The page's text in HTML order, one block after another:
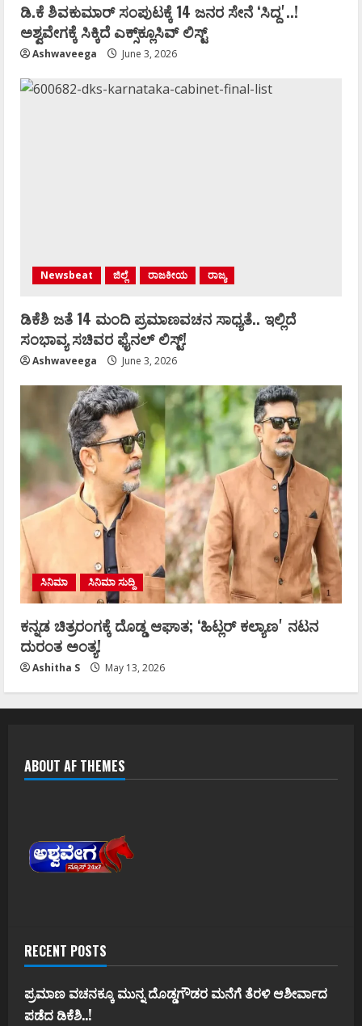
ಡಿ.ಕೆ ಶಿವಕುಮಾರ್‌ ಸಂಪುಟಕ್ಕೆ 14 ಜನರ ಸೇನೆ ʻಸಿದ್ದʼ..!
ಅಶ್ವವೇಗಕ್ಕೆ ಸಿಕ್ಕಿದೆ ಎಕ್ಸ್‌ಕ್ಲೂಸಿವ್‌ ಲಿಸ್ಟ್‌
Ashwaveega June 3, 2026
Newsbeat ಜಿಲ್ಲೆ ರಾಜಕೀಯ ರಾಜ್ಯ
ಡಿಕೆಶಿ ಜತೆ 14 ಮಂದಿ ಪ್ರಮಾಣವಚನ ಸಾಧ್ಯತೆ.. ಇಲ್ಲಿದೆ
ಸಂಭಾವ್ಯ ಸಚಿವರ ಫೈನಲ್ ಲಿಸ್ಟ್‌!
Ashwaveega June 3, 2026
ಸಿನಿಮಾ ಸಿನಿಮಾ ಸುದ್ದಿ
ಕನ್ನಡ ಚಿತ್ರರಂಗಕ್ಕೆ ದೊಡ್ಡ ಆಘಾತ; ʻಹಿಟ್ಲರ್ ಕಲ್ಯಾಣʼ ನಟನ
ದುರಂತ ಅಂತ್ಯ!
Ashitha S May 13, 2026
ABOUT AF THEMES
RECENT POSTS
ಪ್ರಮಾಣ ವಚನಕ್ಕೂ ಮುನ್ನ ದೊಡ್ಡಗೌಡರ ಮನೆಗೆ ತೆರಳಿ ಆಶೀರ್ವಾದ
ಪಡೆದ ಡಿಕೆಶಿ..!